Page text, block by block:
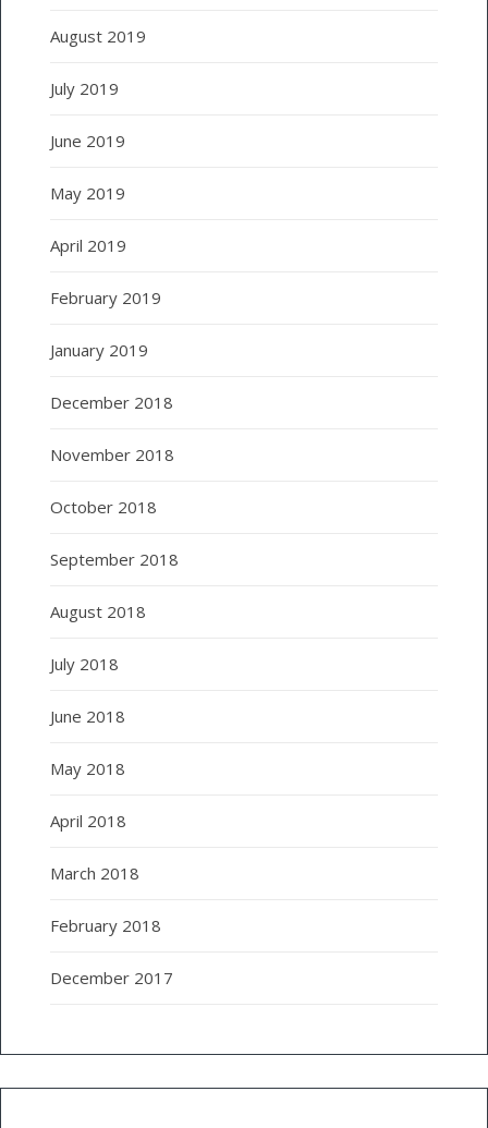
August 2019
July 2019
June 2019
May 2019
April 2019
February 2019
January 2019
December 2018
November 2018
October 2018
September 2018
August 2018
July 2018
June 2018
May 2018
April 2018
March 2018
February 2018
December 2017